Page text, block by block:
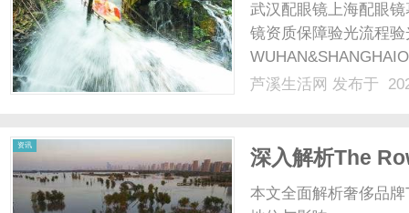
武汉配眼镜上海配眼
镜资质保障验光流程
配镜的写字楼眼镜店
芦溪生活网 发布于
资讯
深入解析The
本文全面解析奢侈品